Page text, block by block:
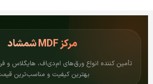
مرکزMDF شمشاد
تأمین کننده انواع ورق‌های ام‌دی‌اف، هایگلاس و
بهترین کیفیت و مناسب‌ترین